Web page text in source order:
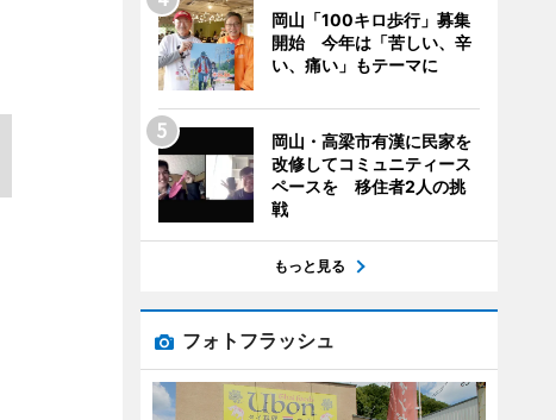
岡山「100キロ歩行」募集
開始 今年は「苦しい、辛
い、痛い」もテーマに
岡山・高梁市有漢に民家を
改修してコミュニティース
ペースを 移住者2人の挑
戦
もっと見る
フォトフラッシュ